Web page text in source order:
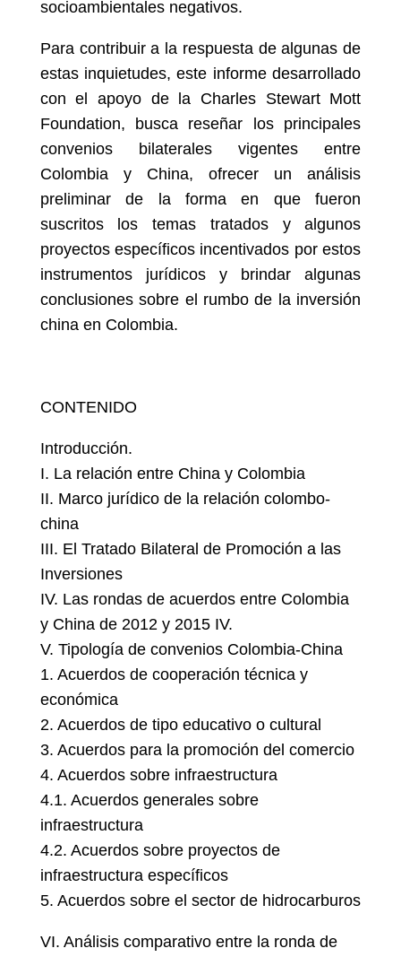
socioambientales negativos.
Para contribuir a la respuesta de algunas de
estas inquietudes, este informe desarrollado
con el apoyo de la Charles Stewart Mott
Foundation, busca reseñar los principales
convenios bilaterales vigentes entre
Colombia y China, ofrecer un análisis
preliminar de la forma en que fueron
suscritos los temas tratados y algunos
proyectos específicos incentivados por estos
instrumentos jurídicos y brindar algunas
conclusiones sobre el rumbo de la inversión
china en Colombia.
CONTENIDO
Introducción.
I. La relación entre China y Colombia
II. Marco jurídico de la relación colombo-
china
III. El Tratado Bilateral de Promoción a las
Inversiones
IV. Las rondas de acuerdos entre Colombia
y China de 2012 y 2015 IV.
V. Tipología de convenios Colombia-China
1. Acuerdos de cooperación técnica y
económica
2. Acuerdos de tipo educativo o cultural
3. Acuerdos para la promoción del comercio
4. Acuerdos sobre infraestructura
4.1. Acuerdos generales sobre
infraestructura
4.2. Acuerdos sobre proyectos de
infraestructura específicos
5. Acuerdos sobre el sector de hidrocarburos
VI. Análisis comparativo entre la ronda de